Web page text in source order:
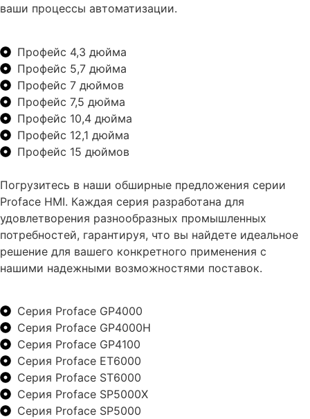
ваши процессы автоматизации.
Профейс 4,3 дюйма
Профейс 5,7 дюйма
Профейс 7 дюймов
Профейс 7,5 дюйма
Профейс 10,4 дюйма
Профейс 12,1 дюйма
Профейс 15 дюймов
Погрузитесь в наши обширные предложения серии
Proface HMI. Каждая серия разработана для
удовлетворения разнообразных промышленных
потребностей, гарантируя, что вы найдете идеальное
решение для вашего конкретного применения с
нашими надежными возможностями поставок.
Серия Proface GP4000
Серия Proface GP4000H
Серия Proface GP4100
Серия Proface ET6000
Серия Proface ST6000
Серия Proface SP5000X
Серия Proface SP5000